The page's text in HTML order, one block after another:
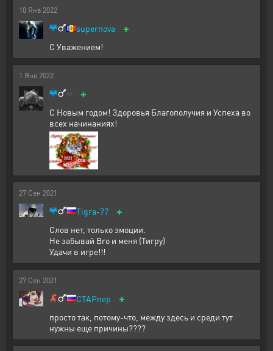
10 Янв 2022
supernova +
С Уважением!
1 Янв 2022
+
С Новым годом! Здоровья Благополучия и Успеха во
всех начинаниях!
27 Сен 2021
Tigra-77 +
Слов нет, только эмоции.
Не забывай Bro и меня (Тигру)
Удачи в игре!!!
27 Сен 2021
CTAPnep +
просто так, потому-что, между здесь и среди тут
нужны еще причины????